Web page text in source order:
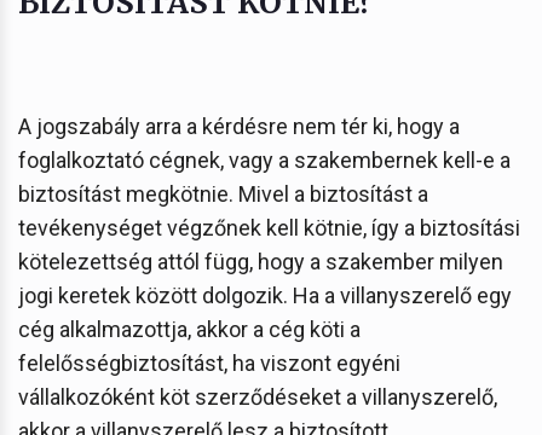
A jogszabály arra a kérdésre nem tér ki, hogy a
foglalkoztató cégnek, vagy a szakembernek kell-e a
biztosítást megkötnie. Mivel a biztosítást a
tevékenységet végzőnek kell kötnie, így a biztosítási
kötelezettség attól függ, hogy a szakember milyen
jogi keretek között dolgozik. Ha a villanyszerelő egy
cég alkalmazottja, akkor a cég köti a
felelősségbiztosítást, ha viszont egyéni
vállalkozóként köt szerződéseket a villanyszerelő,